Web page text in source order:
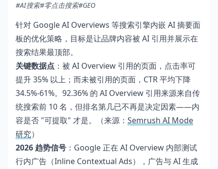
#AI搜索#零点击搜索#GEO
针对 Google AI Overviews 等搜索引擎内嵌 AI 摘要面
板的优化策略，目标是让品牌内容被 AI 引用并展示在
搜索结果最顶部。
关键数据点 ：被 AI Overview 引用的页面，点击率可
提升 35% 以上；而未被引用的页面，CTR 平均下降
34.5%-61%。92.36% 的 AI Overview 引用来源来自传
统搜索前 10 名，但排名第几已不再是决定因素——内
容是否 "可提取" 才是。（来源： Semrush AI Mode
研究）
2026 趋势信号 ：Google 正在 AI Overview 内部测试
行内广告（Inline Contextual Ads），广告与 AI 生成